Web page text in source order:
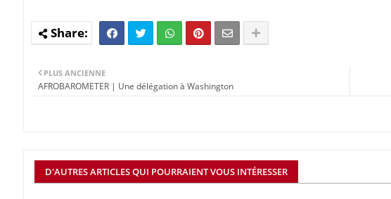
PLUS ANCIENNE
AFROBAROMETER | Une délégation à Washington
D'AUTRES ARTICLES QUI POURRAIENT VOUS INTÉRESSER